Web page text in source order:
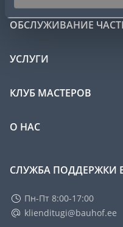
ОБСЛУЖИВАНИЕ
УСЛУГИ
КЛУБ МАСТЕРОВ
О НАС
СЛУЖБА ПОДДЕРЖКИ
Пн-Пт 8:00-17:00
klienditugi@bauhof.ee